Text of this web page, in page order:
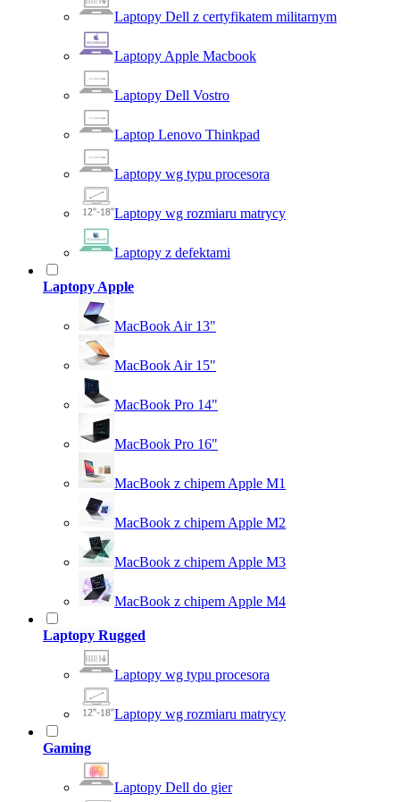
Laptopy Dell z certyfikatem militarnym
Laptopy Apple Macbook
Laptopy Dell Vostro
Laptop Lenovo Thinkpad
Laptopy wg typu procesora
Laptopy wg rozmiaru matrycy
Laptopy z defektami
Laptopy Apple
MacBook Air 13"
MacBook Air 15"
MacBook Pro 14"
MacBook Pro 16"
MacBook z chipem Apple M1
MacBook z chipem Apple M2
MacBook z chipem Apple M3
MacBook z chipem Apple M4
Laptopy Rugged
Laptopy wg typu procesora
Laptopy wg rozmiaru matrycy
Gaming
Laptopy Dell do gier